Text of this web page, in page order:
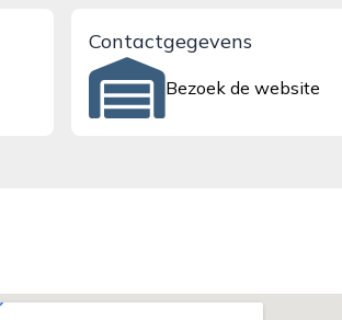
Contactgegevens
Bezoek de website